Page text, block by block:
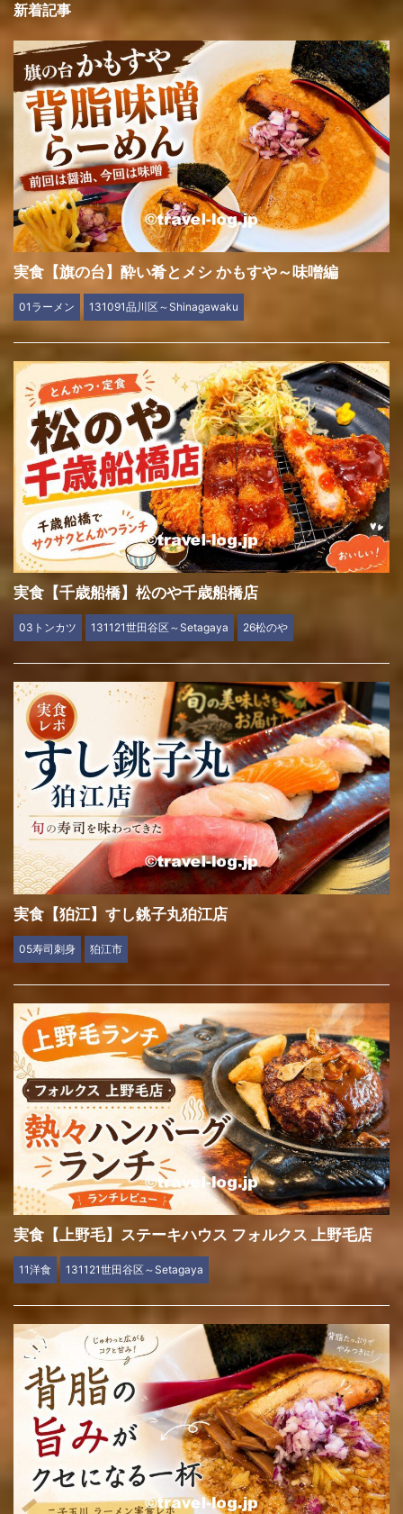
新着記事
実食【旗の台】酔い肴とメシ かもすや～味噌編
01ラーメン 131091品川区～Shinagawaku
実食【千歳船橋】松のや千歳船橋店
03トンカツ 131121世田谷区～Setagaya 26松のや
実食【狛江】すし銚子丸狛江店
05寿司刺身 狛江市
実食【上野毛】ステーキハウス フォルクス 上野毛店
11洋食 131121世田谷区～Setagaya